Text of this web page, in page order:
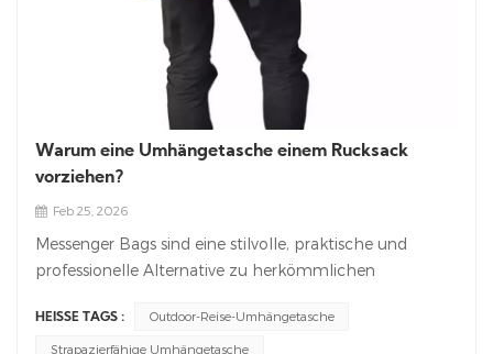
Warum eine Umhängetasche einem Rucksack
vorziehen?
Feb 25, 2026
Messenger Bags sind eine stilvolle, praktische und
professionelle Alternative zu herkömmlichen
Weg zur Arbeit, die Freizeit und den Alltag. Sie vereinen
Komfort, Bequemlichkeit und Vielseitigkeit in einem
HEISSE TAGS : Outdoor-Reise-Umhängetasche
Strapazierfähige Umhängetasche